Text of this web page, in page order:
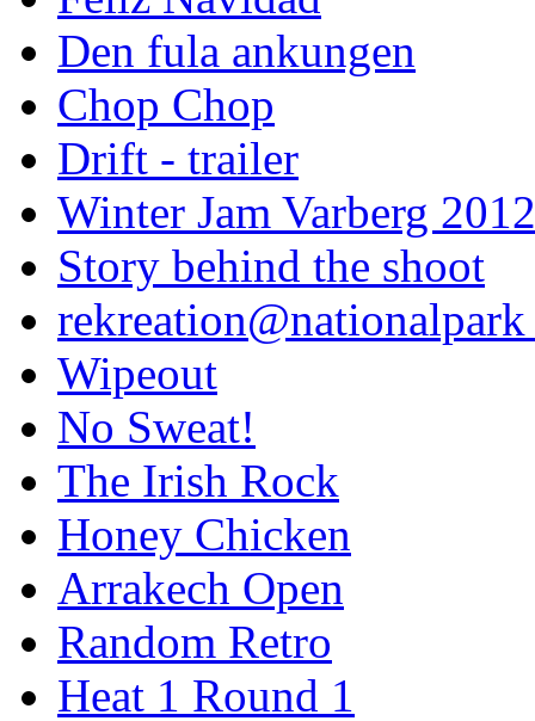
Den fula ankungen
Chop Chop
Drift - trailer
Winter Jam Varberg 2012
Story behind the shoot
rekreation@nationalpark
Wipeout
No Sweat!
The Irish Rock
Honey Chicken
Arrakech Open
Random Retro
Heat 1 Round 1